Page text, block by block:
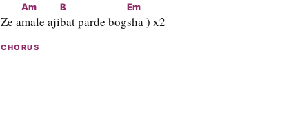
Ze a
Am
male aji
B
bat parde bog
Em
sha ) x2
CHORUS